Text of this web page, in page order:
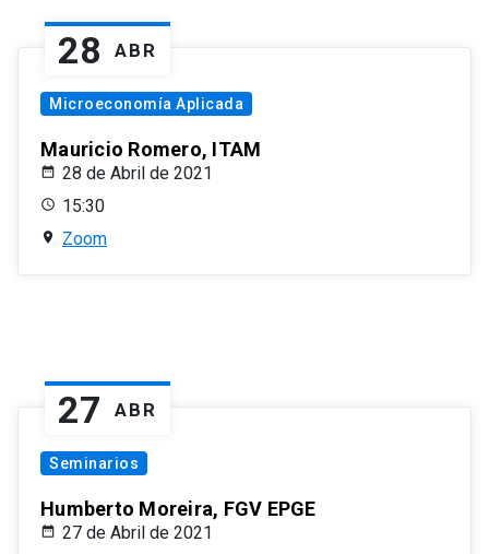
28 ABR
Microeconomía Aplicada
Mauricio Romero, ITAM
28 de Abril de 2021
15:30
Zoom
27 ABR
Seminarios
Humberto Moreira, FGV EPGE
27 de Abril de 2021